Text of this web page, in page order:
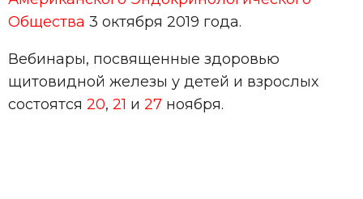
Общества 3 октября 2019 года.
Вебинары, посвященные здоровью
щитовидной железы у детей и взрослых
состоятся 20, 21 и 27 ноября.